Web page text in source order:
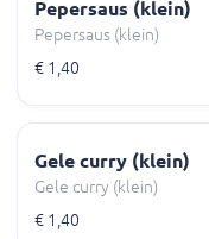
Pepersaus (klein)
Pepersaus (klein)
€ 1,40
Gele curry (klein)
Gele curry (klein)
€ 1,40